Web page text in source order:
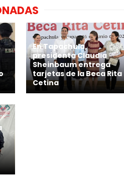
En Tapachula,
presidenta Claudia
Sheinbaum entrega
tarjetas de la Beca Rita
Cetina